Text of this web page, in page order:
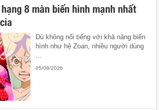
hạng 8 màn biến hình mạnh nhất
Dù không nổi tiếng với khả năng biến
hình như hệ Zoan, nhiều người dùng
...
05/08/2026